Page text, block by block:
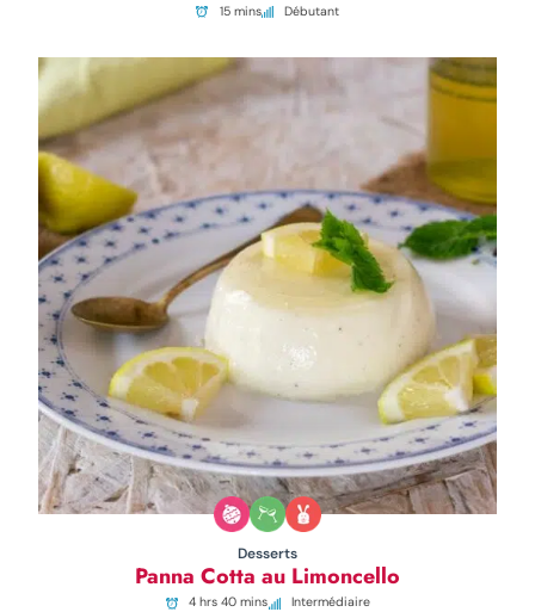
15 mins Débutant
Desserts
Panna Cotta au Limoncello
4 hrs 40 mins Intermédiaire